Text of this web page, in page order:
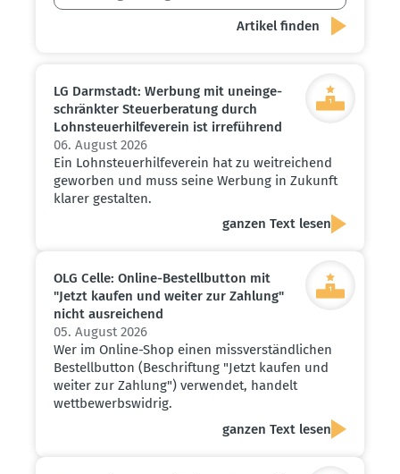
LG Darmstadt: Werbung mit unein­ge­
schränkter Steuer­be­ratung durch
Lohnsteu­er­hil­fe­verein ist irreführend
06. August 2026
Ein Lohnsteuerhilfeverein hat zu weitreichend
geworben und muss seine Werbung in Zukunft
klarer gestalten.
ganzen Text lesen
OLG Celle: Online-Bestell­button mit
"Jetzt kaufen und weiter zur Zahlung"
nicht ausrei­chend
05. August 2026
Wer im Online-Shop einen missverständlichen
Bestellbutton (Beschriftung "Jetzt kaufen und
weiter zur Zahlung") verwendet, handelt
wettbewerbswidrig.
ganzen Text lesen